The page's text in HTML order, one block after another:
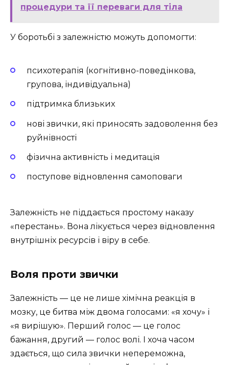
процедури та її переваги для тіла
У боротьбі з залежністю можуть допомогти:
психотерапія (когнітивно-поведінкова,
групова, індивідуальна)
підтримка близьких
нові звички, які приносять задоволення без
руйнівності
фізична активність і медитація
поступове відновлення самоповаги
Залежність не піддається простому наказу
«перестань». Вона лікується через відновлення
внутрішніх ресурсів і віру в себе.
Воля проти звички
Залежність — це не лише хімічна реакція в
мозку, це битва між двома голосами: «я хочу» і
«я вирішую». Перший голос — це голос
бажання, другий — голос волі. І хоча часом
здається, що сила звички непереможна,